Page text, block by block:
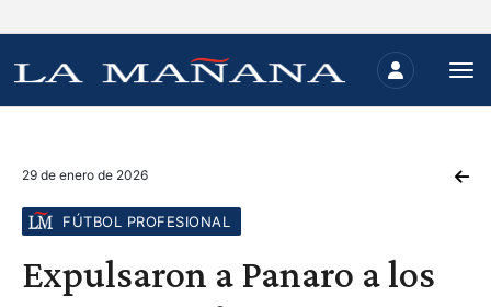
29 de enero de 2026
FÚTBOL PROFESIONAL
Expulsaron a Panaro a los